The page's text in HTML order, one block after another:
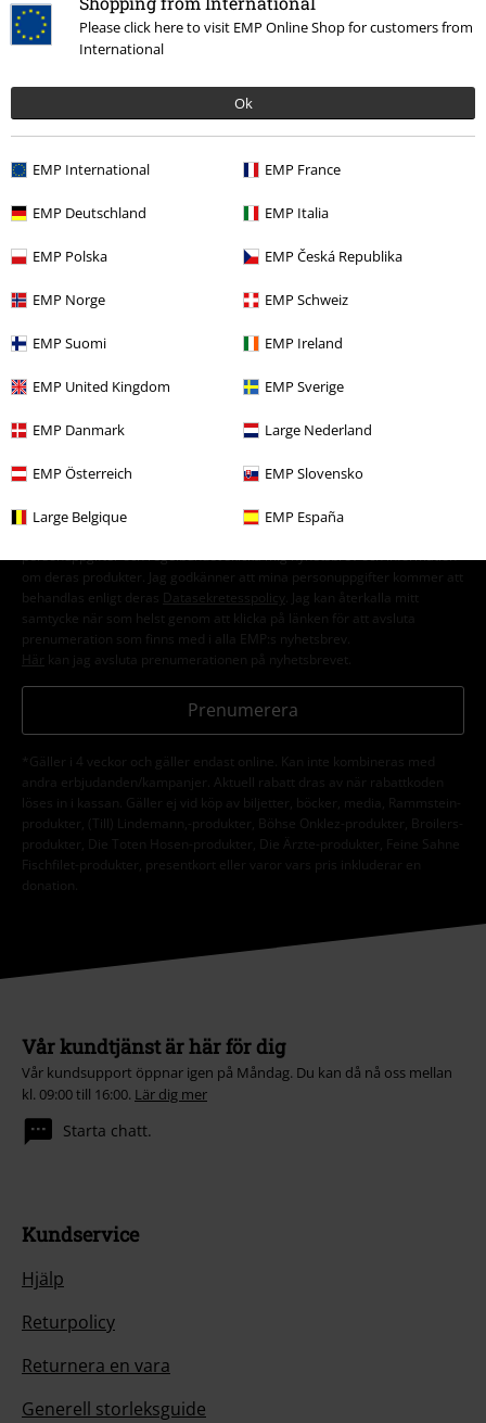
Please click here to visit EMP Online Shop for customers from
International
Ok
EMP International EMP France
EMP Deutschland EMP Italia
EMP Polska EMP Česká Republika
EMP Norge EMP Schweiz
EMP Suomi EMP Ireland
EMP United Kingdom EMP Sverige
EMP Danmark Large Nederland
EMP Österreich EMP Slovensko
Large Belgique EMP España
More categories. More options.
Livsstil Vardagsrum
Teman Gothic Hushållsartiklar
Klädmärken Spiral Hushållsartiklar
Nytt Inredning och fritid Hushållsartiklar Sängkläder
15% rabatt när du registrerar dig för vårt
personuppgifter och regelbundet skicka mig nyhetsbrev och information
om deras produkter. Jag godkänner att mina personuppgifter kommer att
behandlas enligt deras
Datasekretesspolicy
. Jag kan återkalla mitt
samtycke när som helst genom att klicka på länken för att avsluta
prenumeration som finns med i alla EMP:s nyhetsbrev.
Här kan jag avsluta prenumerationen på nyhetsbrevet.
Prenumerera
*Gäller i 4 veckor och gäller endast online. Kan inte kombineras med
andra erbjudanden/kampanjer. Aktuell rabatt dras av när rabattkoden
löses in i kassan. Gäller ej vid köp av biljetter, böcker, media, Rammstein-
produkter, (Till) Lindemann,-produkter, Böhse Onklez-produkter, Broilers-
produkter, Die Toten Hosen-produkter, Die Ärzte-produkter, Feine Sahne
Fischfilet-produkter, presentkort eller varor vars pris inkluderar en
donation.
Vår kundtjänst är här för dig
Vår kundsupport öppnar igen på Måndag. Du kan då nå oss mellan
kl. 09:00 till 16:00. Lär dig mer
Starta chatt.
Kundservice
Hjälp
Returpolicy
Returnera en vara
Generell storleksguide